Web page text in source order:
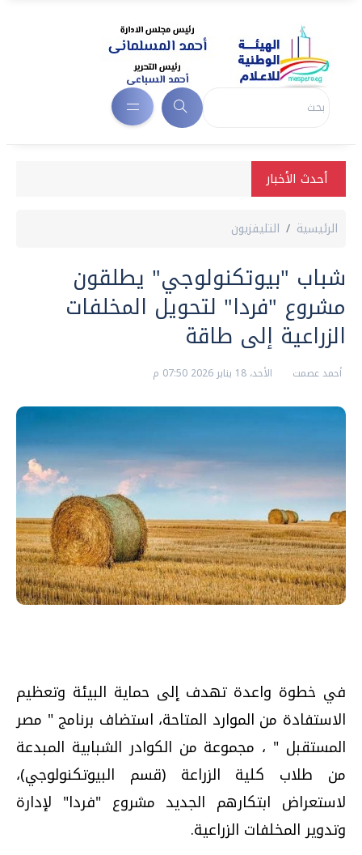
أحدث الأخبار
الرئيسية التليفزيون
شباب "بيوتكنولوجي" يطلقون
مشروع "فردا" لتحويل المخلفات
الزراعية إلى طاقة
أحمد عصمت الأحد، 18 يناير 2026 07:50 م
في خطوة واعدة تهدف إلى حماية البيئة وتعظيم
الاستفادة من الموارد المتاحة، استضاف برنامج " مصر
المستقبل " ، مجموعة من الكوادر الشبابية المبدعة
من طلاب كلية الزراعة (قسم البيوتكنولوجي)،
لاستعراض ابتكارهم الجديد مشروع "فردا" لإدارة
وتدوير المخلفات الزراعية.